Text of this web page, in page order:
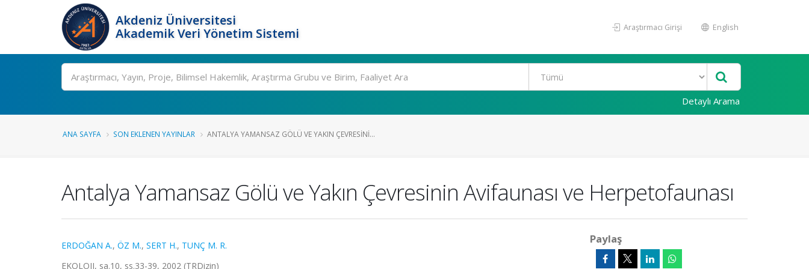
Akdeniz Üniversitesi
Akademik Veri Yönetim Sistemi
Araştırmacı Girişi English
Ara
Detaylı Arama
ANA SAYFA SON EKLENEN YAYINLAR ANTALYA YAMANSAZ GÖLÜ VE YAKIN ÇEVRESINI...
Antalya Yamansaz Gölü ve Yakın Çevresinin Avifaunası ve Herpetofaunası
ERDOĞAN A., ÖZ M., SERT H., TUNÇ M. R.
EKOLOJI, sa.10, ss.33-39, 2002 (TRDizin)
Paylaş